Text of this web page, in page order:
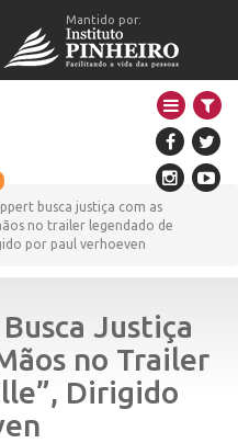
Mantido por:
busca justiça com as
no trailer legendado de
por paul verhoeven
Justiça
no Trailer
Dirigido